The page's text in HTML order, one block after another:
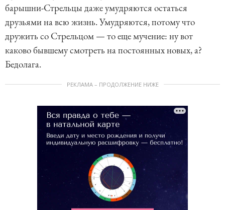
барышни-Стрельцы даже умудряются остаться
друзьями на всю жизнь. Умудряются, потому что
дружить со Стрельцом — то еще мучение: ну вот
каково бывшему смотреть на постоянных новых, а?
Бедолага.
РЕКЛАМА – ПРОДОЛЖЕНИЕ НИЖЕ